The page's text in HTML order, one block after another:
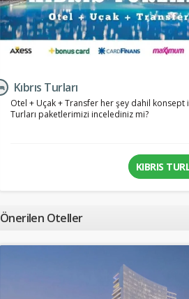
Kıbrıs Turları
Otel + Uçak + Transfer her şey dahil konsept
Turları paketlerimizi incelediniz mi?
KIBRIS
Önerilen Oteller